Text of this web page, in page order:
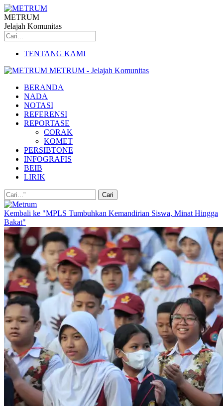
METRUM
Jelajah Komunitas
TENTANG KAMI
METRUM - Jelajah Komunitas
BERANDA
NADA
NOTASI
REFERENSI
REPORTASE
CORAK
KOMET
PERSIBTONE
INFOGRAFIS
BEIB
LIRIK
Kembali ke "MPLS Tumbuhkan Kemandirian Siswa, Minat Hingga
Bakat"